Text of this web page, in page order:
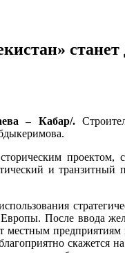
– Кабар/.
и
После ввода
скажется